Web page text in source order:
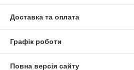
Доставка та оплата
Графік роботи
Повна версія сайту